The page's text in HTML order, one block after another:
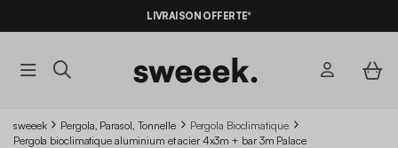
LIVRAISON OFFERTE*
sweeek Pergola, Parasol, Tonnelle
Pergola Bioclimatique
Pergola bioclimatique aluminium et acier 4x3m + bar 3m Palace